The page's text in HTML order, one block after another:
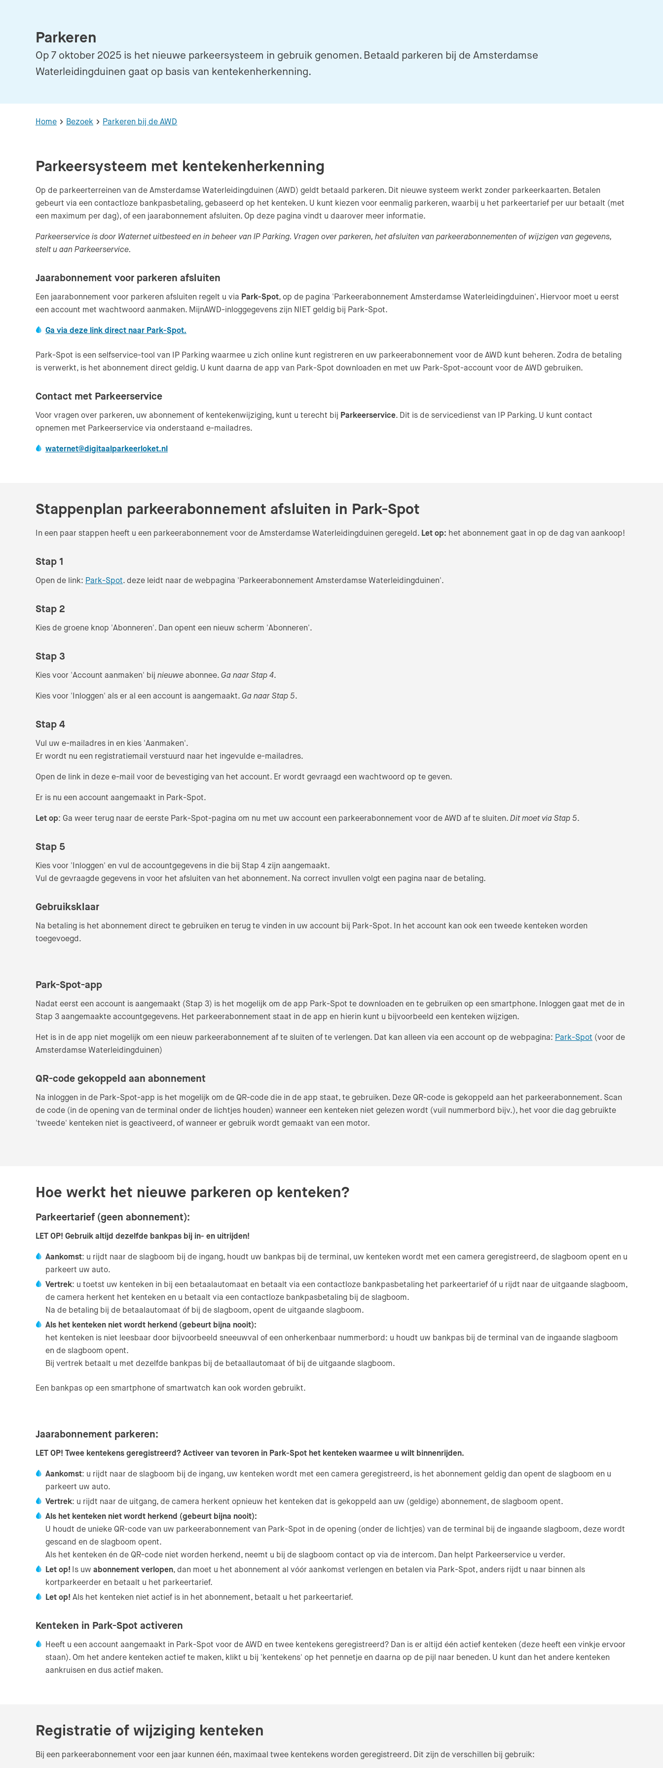
Parkeren
Op 7 oktober 2025 is het nieuwe parkeersysteem in gebruik genomen. Betaald parkeren bij de Amsterdamse
Waterleidingduinen gaat op basis van kentekenherkenning.
Home Bezoek Parkeren bij de AWD
Parkeersysteem met kentekenherkenning
Op de parkeerterreinen van de Amsterdamse Waterleidingduinen (AWD) geldt betaald parkeren. Dit nieuwe systeem werkt zonder parkeerkaarten. Betalen
gebeurt via een contactloze bankpasbetaling, gebaseerd op het kenteken. U kunt kiezen voor eenmalig parkeren, waarbij u het parkeertarief per uur betaalt (met
een maximum per dag), of een jaarabonnement afsluiten. Op deze pagina vindt u daarover meer informatie.
Parkeerservice is door Waternet uitbesteed en in beheer van IP Parking. Vragen over parkeren, het afsluiten van parkeerabonnementen of wijzigen van gegevens,
stelt u aan Parkeerservice.
Jaarabonnement voor parkeren afsluiten
Een jaarabonnement voor parkeren afsluiten regelt u via Park-Spot, op de pagina 'Parkeerabonnement Amsterdamse Waterleidingduinen'. Hiervoor moet u eerst
een account met wachtwoord aanmaken. MijnAWD-inloggegevens zijn NIET geldig bij Park-Spot.
Ga via deze link direct naar Park-Spot.
Park-Spot is een selfservice-tool van IP Parking waarmee u zich online kunt registreren en uw parkeerabonnement voor de AWD kunt beheren. Zodra de betaling
is verwerkt, is het abonnement direct geldig. U kunt daarna de app van Park-Spot downloaden en met uw Park-Spot-account voor de AWD gebruiken.
Contact met Parkeerservice
Voor vragen over parkeren, uw abonnement of kentekenwijziging, kunt u terecht bij Parkeerservice. Dit is de servicedienst van IP Parking. U kunt contact
opnemen met Parkeerservice via onderstaand e-mailadres.
waternet@digitaalparkeerloket.nl
Stappenplan parkeerabonnement afsluiten in Park-Spot
In een paar stappen heeft u een parkeerabonnement voor de Amsterdamse Waterleidingduinen geregeld. Let op: het abonnement gaat in op de dag van aankoop!
Stap 1
Open de link: Park-Spot(Verlaat de website)
. deze leidt naar de webpagina 'Parkeerabonnement Amsterdamse Waterleidingduinen'.
Stap 2
Kies de groene knop 'Abonneren'. Dan opent een nieuw scherm 'Abonneren'.
Stap 3
Kies voor 'Account aanmaken' bij nieuwe abonnee. Ga naar Stap 4.
Kies voor 'Inloggen' als er al een account is aangemaakt. Ga naar Stap 5.
Stap 4
Vul uw e-mailadres in en kies 'Aanmaken'.
Er wordt nu een registratiemail verstuurd naar het ingevulde e-mailadres.
Open de link in deze e-mail voor de bevestiging van het account. Er wordt gevraagd een wachtwoord op te geven.
Er is nu een account aangemaakt in Park-Spot.
Let op: Ga weer terug naar de eerste Park-Spot-pagina om nu met uw account een parkeerabonnement voor de AWD af te sluiten. Dit moet via Stap 5.
Stap 5
Kies voor 'Inloggen' en vul de accountgegevens in die bij Stap 4 zijn aangemaakt.
Vul de gevraagde gegevens in voor het afsluiten van het abonnement. Na correct invullen volgt een pagina naar de betaling.
Gebruiksklaar
Na betaling is het abonnement direct te gebruiken en terug te vinden in uw account bij Park-Spot. In het account kan ook een tweede kenteken worden
toegevoegd.
Park-Spot-app
Nadat eerst een account is aangemaakt (Stap 3) is het mogelijk om de app Park-Spot te downloaden en te gebruiken op een smartphone. Inloggen gaat met de in
Stap 3 aangemaakte accountgegevens. Het parkeerabonnement staat in de app en hierin kunt u bijvoorbeeld een kenteken wijzigen.
Het is in de app niet mogelijk om een nieuw parkeerabonnement af te sluiten of te verlengen. Dat kan alleen via een account op de webpagina: Park-Spot (Verlaat de
(voor de
Amsterdamse Waterleidingduinen)
QR-code gekoppeld aan abonnement
Na inloggen in de Park-Spot-app is het mogelijk om de QR-code die in de app staat, te gebruiken. Deze QR-code is gekoppeld aan het parkeerabonnement. Scan
de code (in de opening van de terminal onder de lichtjes houden) wanneer een kenteken niet gelezen wordt (vuil nummerbord bijv.), het voor die dag gebruikte
'tweede' kenteken niet is geactiveerd, of wanneer er gebruik wordt gemaakt van een motor.
Hoe werkt het nieuwe parkeren op kenteken?
Parkeertarief (geen abonnement):
LET OP! Gebruik altijd dezelfde bankpas bij in- en uitrijden!
Aankomst: u rijdt naar de slagboom bij de ingang, houdt uw bankpas bij de terminal, uw kenteken wordt met een camera geregistreerd, de slagboom opent en u
parkeert uw auto.
Vertrek: u toetst uw kenteken in bij een betaalautomaat en betaalt via een contactloze bankpasbetaling het parkeertarief óf u rijdt naar de uitgaande slagboom,
de camera herkent het kenteken en u betaalt via een contactloze bankpasbetaling bij de slagboom.
Na de betaling bij de betaalautomaat óf bij de slagboom, opent de uitgaande slagboom.
Als het kenteken niet wordt herkend (gebeurt bijna nooit):
het kenteken is niet leesbaar door bijvoorbeeld sneeuwval of een onherkenbaar nummerbord: u houdt uw bankpas bij de terminal van de ingaande slagboom
en de slagboom opent.
Bij vertrek betaalt u met dezelfde bankpas bij de betaallautomaat óf bij de uitgaande slagboom.
Een bankpas op een smartphone of smartwatch kan ook worden gebruikt.
Jaarabonnement parkeren:
LET OP! Twee kentekens geregistreerd? Activeer van tevoren in Park-Spot het kenteken waarmee u wilt binnenrijden.
Aankomst: u rijdt naar de slagboom bij de ingang, uw kenteken wordt met een camera geregistreerd, is het abonnement geldig dan opent de slagboom en u
parkeert uw auto.
Vertrek: u rijdt naar de uitgang, de camera herkent opnieuw het kenteken dat is gekoppeld aan uw (geldige) abonnement, de slagboom opent.
Als het kenteken niet wordt herkend (gebeurt bijna nooit):
U houdt de unieke QR-code van uw parkeerabonnement van Park-Spot in de opening (onder de lichtjes) van de terminal bij de ingaande slagboom, deze wordt
gescand en de slagboom opent.
Als het kenteken én de QR-code niet worden herkend, neemt u bij de slagboom contact op via de intercom. Dan helpt Parkeerservice u verder.
Let op! Is uw abonnement verlopen, dan moet u het abonnement al vóór aankomst verlengen en betalen via Park-Spot, anders rijdt u naar binnen als
kortparkeerder en betaalt u het parkeertarief.
Let op! Als het kenteken niet actief is in het abonnement, betaalt u het parkeertarief.
Kenteken in Park-Spot activeren
Heeft u een account aangemaakt in Park-Spot voor de AWD en twee kentekens geregistreerd? Dan is er altijd één actief kenteken (deze heeft een vinkje ervoor
staan). Om het andere kenteken actief te maken, klikt u bij 'kentekens' op het pennetje en daarna op de pijl naar beneden. U kunt dan het andere kenteken
aankruisen en dus actief maken.
Registratie of wijziging kenteken
Bij een parkeerabonnement voor een jaar kunnen één, maximaal twee kentekens worden geregistreerd. Dit zijn de verschillen bij gebruik: